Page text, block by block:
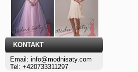
KONTAKT
Email: info@modnisaty.com
Tel: +420733311297